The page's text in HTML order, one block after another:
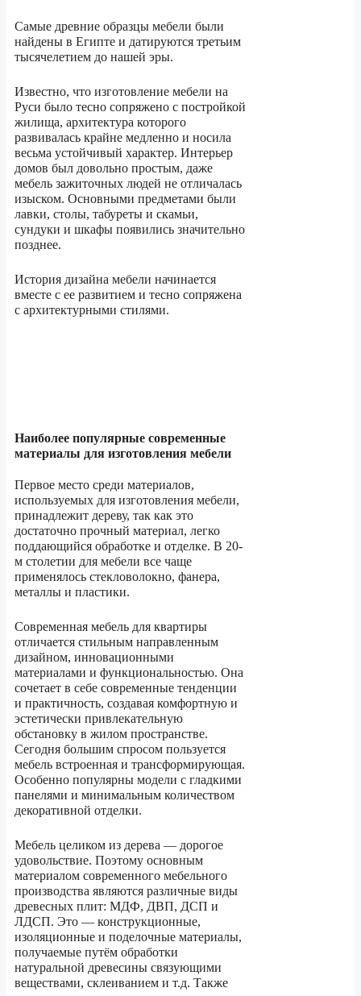
Самые древние образцы мебели были
найдены в Египте и датируются третьим
тысячелетием до нашей эры.
Известно, что изготовление мебели на
Руси было тесно сопряжено с постройкой
жилища, архитектура которого
развивалась крайне медленно и носила
весьма устойчивый характер. Интерьер
домов был довольно простым, даже
мебель зажиточных людей не отличалась
изыском. Основными предметами были
лавки, столы, табуреты и скамьи,
сундуки и шкафы появились значительно
позднее.
История дизайна мебели начинается
вместе с ее развитием и тесно сопряжена
с архитектурными стилями.
Наиболее популярные современные
материалы для изготовления мебели
Первое место среди материалов,
используемых для изготовления мебели,
принадлежит дереву, так как это
достаточно прочный материал, легко
поддающийся обработке и отделке. В 20-
м столетии для мебели все чаще
применялось стекловолокно, фанера,
металлы и пластики.
Современная мебель для квартиры
отличается стильным направленным
дизайном, инновационными
материалами и функциональностью. Она
сочетает в себе современные тенденции
и практичность, создавая комфортную и
эстетически привлекательную
обстановку в жилом пространстве.
Сегодня большим спросом пользуется
мебель встроенная и трансформирующая.
Особенно популярны модели с гладкими
панелями и минимальным количеством
декоративной отделки.
Мебель целиком из дерева — дорогое
удовольствие. Поэтому основным
материалом современного мебельного
производства являются различные виды
древесных плит: МДФ, ДВП, ДСП и
ЛДСП. Это — конструкционные,
изоляционные и поделочные материалы,
получаемые путём обработки
натуральной древесины связующими
веществами, склеиванием и т.д. Также